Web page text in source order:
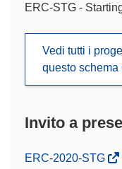
ERC-STG -
Vedi tutti i
questo
Invito a
(si
ERC-2020-STG